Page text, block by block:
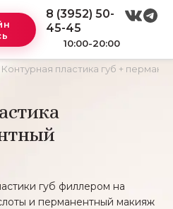
8 (3952) 50-
45-45
10:00-20:00
Контурная пластика губ +
губ филлером на
и перманентный макияж